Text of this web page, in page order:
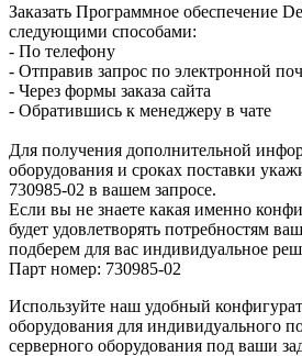
Заказать Программное обеспечение
следующими способами:
- По телефону
- Отправив запрос по электронной
- Через формы заказа сайта
- Обратившись к менеджеру в чате
Для получения дополнительной
оборудования и сроках поставки
730985-02 в вашем запросе.
Если вы не знаете какая именно
будет удовлетворять потребностям
подберем для вас индивидуальное
Парт номер: 730985-02
Используйте наш удобный
оборудования для индивидуального
серверного оборудования под ваши